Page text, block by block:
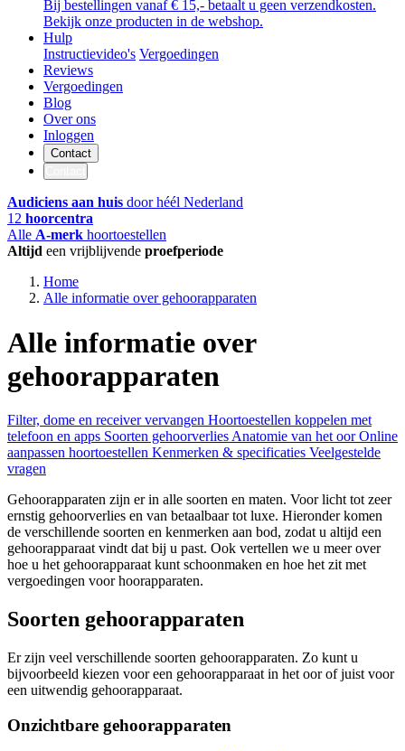
Bij bestellingen vanaf € 15,- betaalt u geen verzendkosten.
Bekijk onze producten in de webshop.
Hulp
Instructievideo's Vergoedingen
Reviews
Vergoedingen
Blog
Over ons
Inloggen
Contact
Audiciens aan huis door héél Nederland
12 hoorcentra
Alle A-merk hoortoestellen
Altijd een vrijblijvende proefperiode
Home
Alle informatie over gehoorapparaten
Alle informatie over
gehoorapparaten
Filter, dome en receiver vervangen Hoortoestellen koppelen met
telefoon en apps Soorten gehoorverlies Anatomie van het oorOnline
aanpassen hoortoestellen Kenmerken & specificaties Veelgestelde
vragen
Gehoorapparaten zijn er in alle soorten en maten. Voor licht tot zeer
ernstig gehoorverlies en van betaalbaar tot luxe. Hieronder komen
de verschillende soorten en kenmerken aan bod, zodat u altijd een
gehoorapparaat vindt dat bij u past. Ook vertellen we u meer over
hoe u het gehoorapparaat kunt schoonmaken en hoe het zit met
vergoedingen voor hoorapparaten.
Soorten gehoorapparaten
Er zijn veel verschillende soorten gehoorapparaten. Zo kunt u
bijvoorbeeld kiezen voor een gehoorapparaat in het oor of juist voor
een uitwendig gehoorapparaat.
Onzichtbare gehoorapparaten